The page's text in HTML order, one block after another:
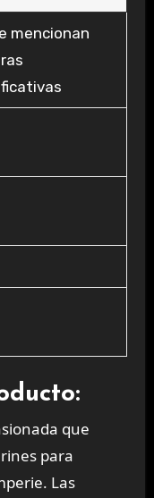
mencionan
que
para
Las